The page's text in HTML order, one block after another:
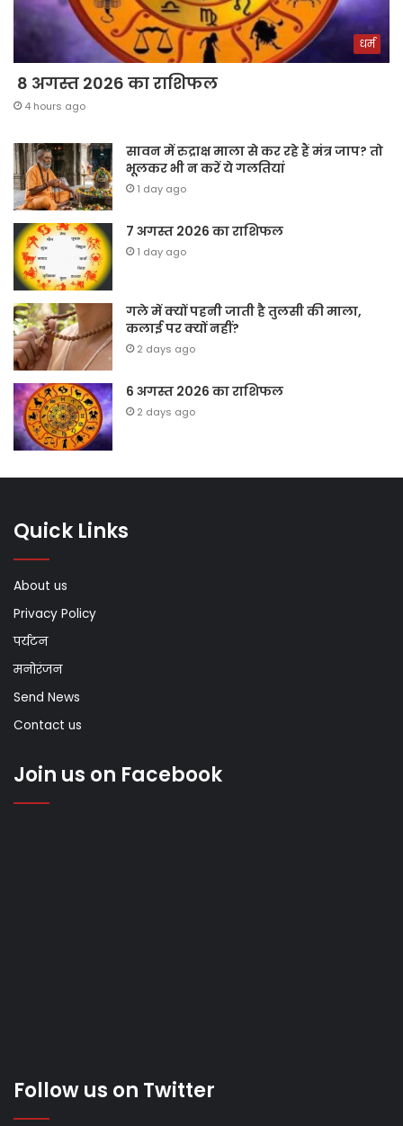
धर्म
8 अगस्त 2026 का राशिफल
4 hours ago
सावन में रुद्राक्ष माला से कर रहे हैं मंत्र जाप? तो
भूलकर भी न करें ये गलतियां
1 day ago
7 अगस्त 2026 का राशिफल
1 day ago
गले में क्यों पहनी जाती है तुलसी की माला,
कलाई पर क्यों नहीं?
2 days ago
6 अगस्त 2026 का राशिफल
2 days ago
Quick Links
About us
Privacy Policy
पर्यटन
मनोरंजन
Send News
Contact us
Join us on Facebook
Follow us on Twitter